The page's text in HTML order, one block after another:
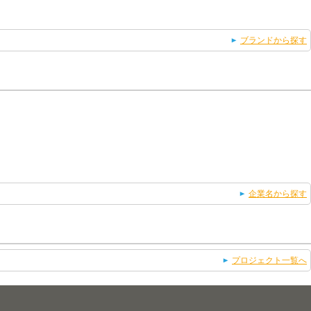
ブランドから探す
企業名から探す
プロジェクト一覧へ